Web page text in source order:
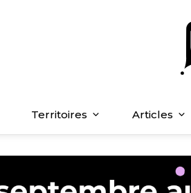
Territoires Articles